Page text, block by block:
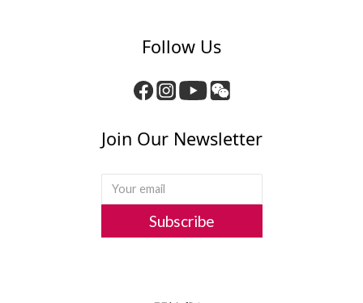
Follow Us
Join Our Newsletter
Subscribe